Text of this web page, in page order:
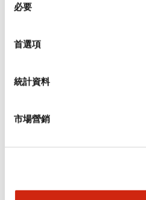
必要
首選項
統計資料
市場營銷
環境規範
功能規格